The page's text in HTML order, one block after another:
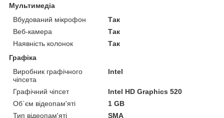
Мультимедіа
Вбудований мікрофон
Так
Веб-камера
Так
Наявність колонок
Так
Графіка
Виробник графічного
чіпсета
Intel
Графічний чіпсет
Intel HD Graphics 520
Об`єм відеопам'яті
1 GB
Тип відеопам'яті
SMA